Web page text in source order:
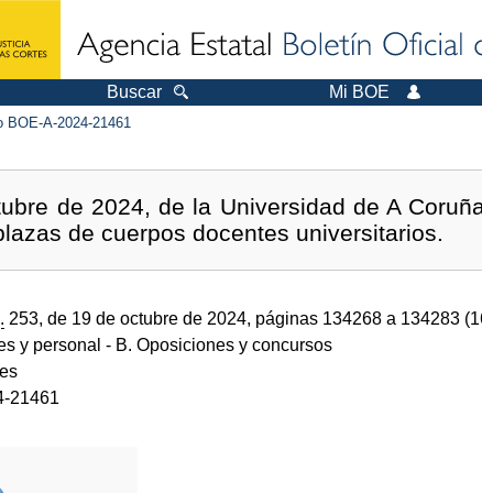
Buscar Mi BOE
BOE-A-2024-21461
de 2024, de la Universidad de A
de cuerpos docentes universitarios.
253, de 19 de octubre de 2024, páginas 134268 a 134283
y personal - B. Oposiciones y concursos
21461